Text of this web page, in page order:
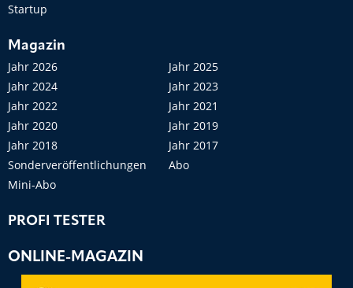
Startup
Magazin
Jahr 2026
Jahr 2025
Jahr 2024
Jahr 2023
Jahr 2022
Jahr 2021
Jahr 2020
Jahr 2019
Jahr 2018
Jahr 2017
Sonderveröffentlichungen
Abo
Mini-Abo
PROFI TESTER
ONLINE-MAGAZIN